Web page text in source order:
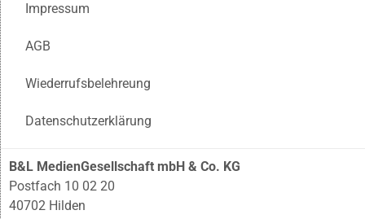
Impressum
AGB
Wiederrufsbelehreung
Datenschutzerklärung
B&L MedienGesellschaft mbH & Co. KG
Postfach 10 02 20
40702 Hilden